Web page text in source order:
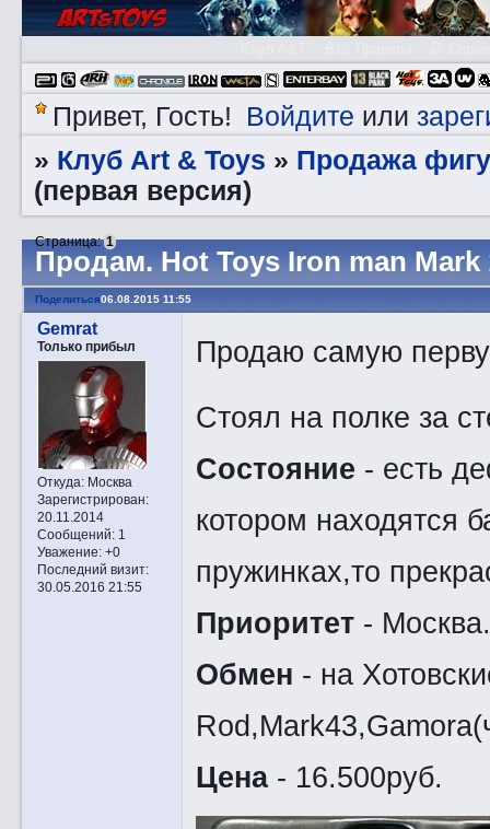
Привет, Гость! Войдите или
» Клуб Art & Toys » Продажа
(первая версия)
Прoдам. Hot Toys Iron man Mark
Страница:1
Поделиться06.08.2015 11:55
Gemrat
Только прибыл
Откуда:Москва
Зарегистрирован:
20.11.2014
Сообщений:1
Уважение: +0
Последний визит:
30.05.2016 21:55
Продаю самую
Стоял на полке за
Состояние - есть
котором находятся
пружинках,то
Приоритет- Москва.
Обмен - на
Цена- 16.500руб.